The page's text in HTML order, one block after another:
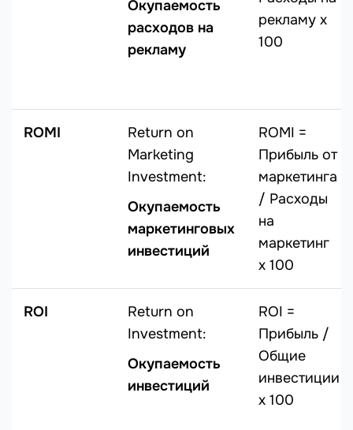
Окупаемость
расходов на
рекламу
рекламу х
100
ROMI
Return on
Marketing
Investment:
Окупаемость
маркетинговых
инвестиций
ROMI =
Прибыль от
маркетинга
/ Расходы
на
маркетинг
х 100
ROI
Return on
Investment:
Окупаемость
инвестиций
ROI =
Прибыль /
Общие
инвестиции
х 100